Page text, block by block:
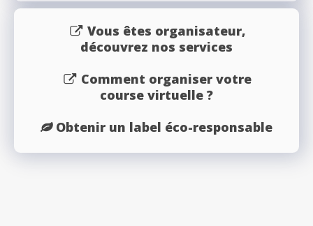
Vous êtes organisateur,
découvrez nos services
Comment organiser votre
course virtuelle ?
Obtenir un label éco-responsable